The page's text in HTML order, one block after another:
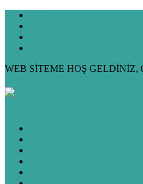
WEB SİTEME HOŞ GELDİNİZ,